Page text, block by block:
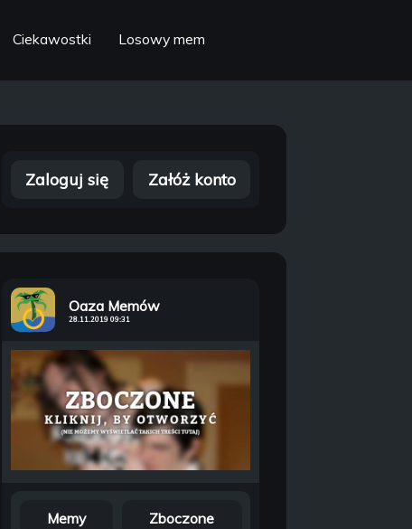
Ciekawostki Losowy mem
Zaloguj się Załóż konto
Oaza Memów
28.11.2019 09:31
Memy Zboczone